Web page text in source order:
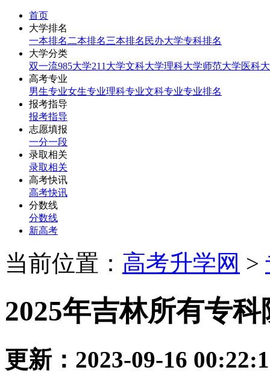
首页
大学排名
一本排名 二本排名三本排名 民办大学专科排名
大学分类
双一流985大学211大学文科大学理科大学师范大学医科
高考专业
男生专业女生专业理科专业文科专业专业排名
报考指导
报考指导
志愿填报
一分一段
录取相关
录取相关
高考快讯
高考快讯
分数线
分数线
新高考
当前位置： 高考升学网 >
2025年吉林所有专
更新：2023-09-16